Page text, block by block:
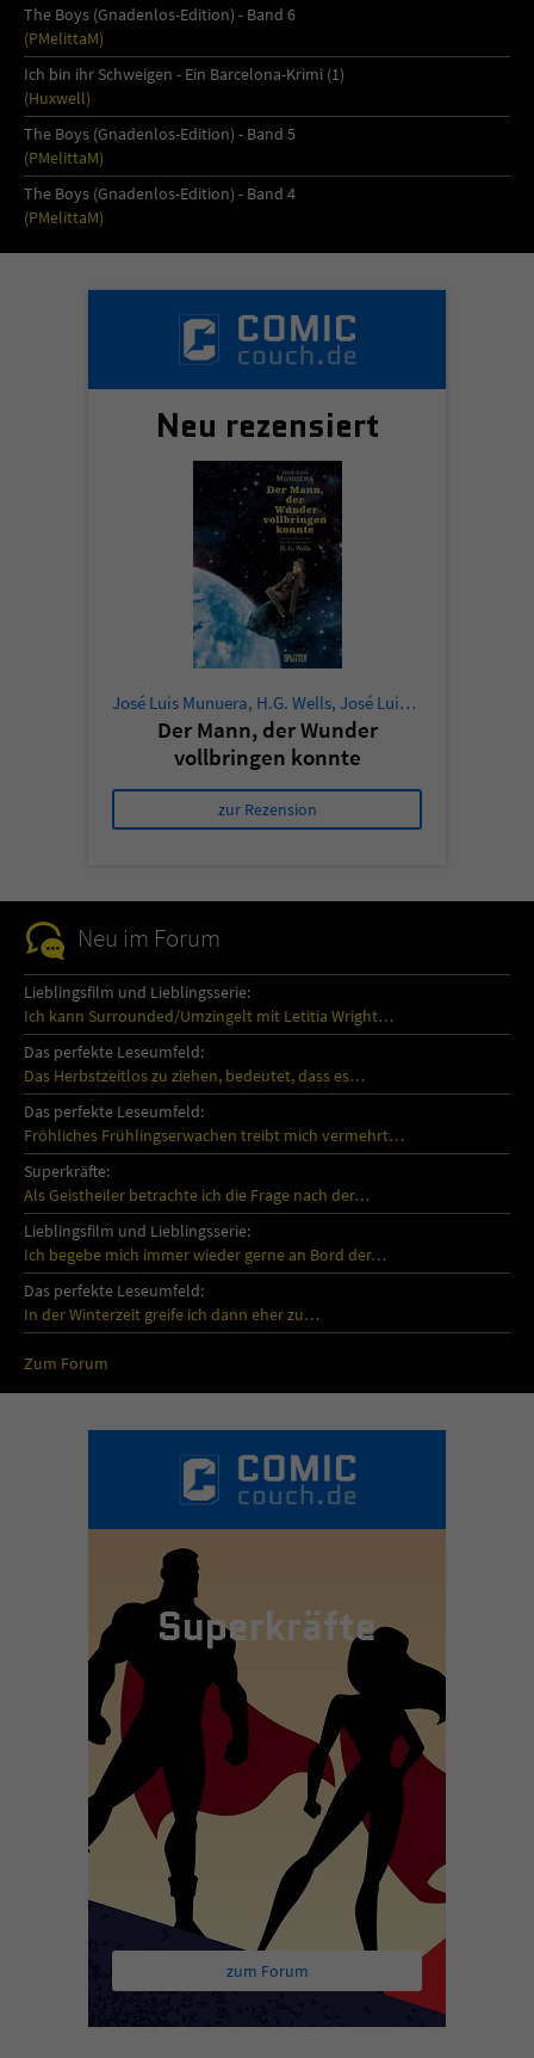
The Boys (Gnadenlos-Edition) - Band 6
(PMelittaM)
Ich bin ihr Schweigen - Ein Barcelona-Krimi (1)
(Huxwell)
The Boys (Gnadenlos-Edition) - Band 5
(PMelittaM)
The Boys (Gnadenlos-Edition) - Band 4
(PMelittaM)
Neu rezensiert
José Luis Munuera, H.G. Wells, José Luis Munuera
Der Mann, der Wunder
vollbringen konnte
zur Rezension
Neu im Forum
Lieblingsfilm und Lieblingsserie:
Ich kann Surrounded/Umzingelt mit Letitia Wright…
Das perfekte Leseumfeld:
Das Herbstzeitlos zu ziehen, bedeutet, dass es…
Das perfekte Leseumfeld:
Fröhliches Frühlingserwachen treibt mich vermehrt…
Superkräfte:
Als Geistheiler betrachte ich die Frage nach der…
Lieblingsfilm und Lieblingsserie:
Ich begebe mich immer wieder gerne an Bord der…
Das perfekte Leseumfeld:
In der Winterzeit greife ich dann eher zu…
Zum Forum
Superkräfte
zum Forum